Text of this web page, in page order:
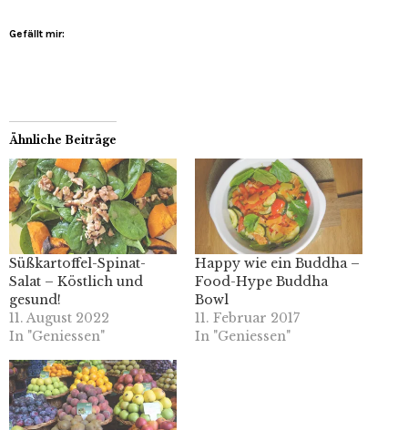
Gefällt mir:
Ähnliche Beiträge
Süßkartoffel-Spinat-
Salat – Köstlich und
gesund!
11. August 2022
In "Geniessen"
Happy wie ein Buddha –
Food-Hype Buddha
Bowl
11. Februar 2017
In "Geniessen"